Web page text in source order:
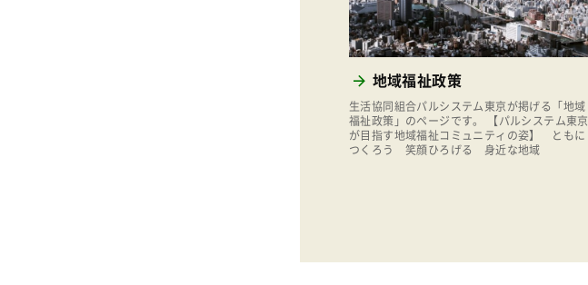
地域福祉政策
生活協同組合パルシステム東京が掲げる「地域
福祉政策」のページです。 【パルシステム東京
が目指す地域福祉コミュニティの姿】 ともに
つくろう 笑顔ひろげる 身近な地域